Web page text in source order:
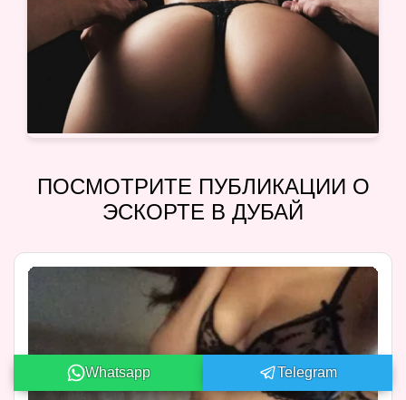
ПОСМОТРИТЕ ПУБЛИКАЦИИ О
ЭСКОРТЕ В ДУБАЙ
Whatsapp Telegram